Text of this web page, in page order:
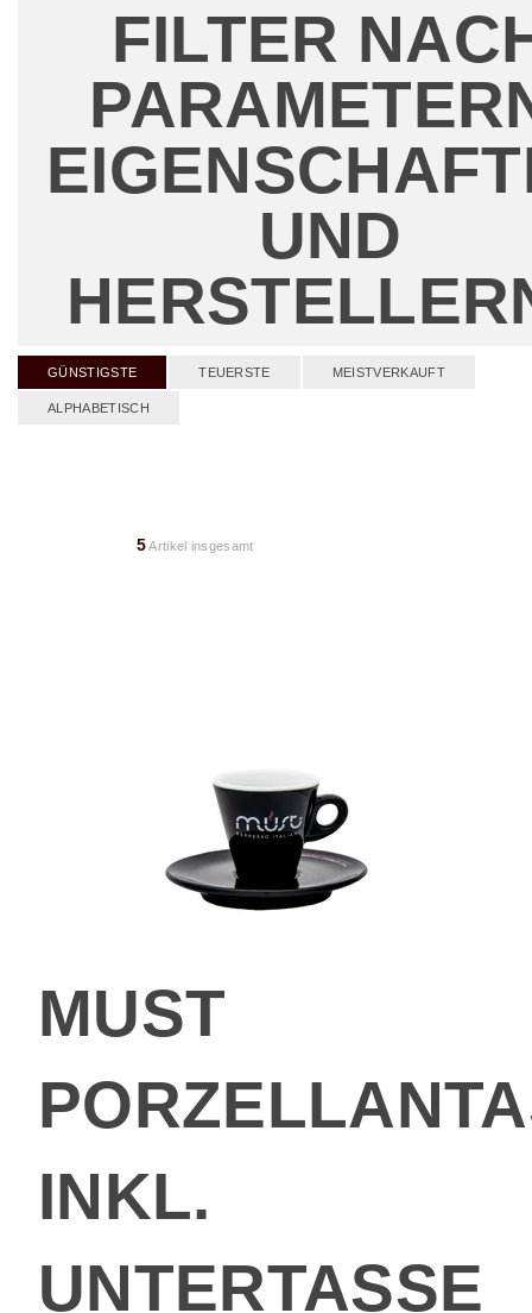
FILTER
UND
GÜNSTIGSTE TEUERSTE MEISTVERKAUFT
ALPHABETISCH
5Artikel insgesamt
MUST
INKL.
UNTERTASSE